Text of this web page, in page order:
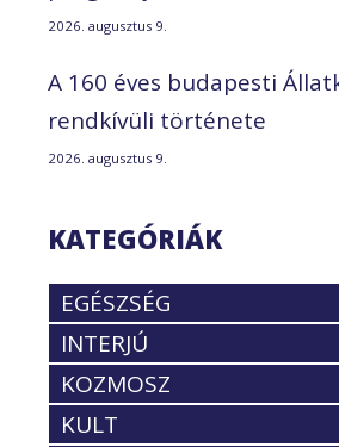
2026. augusztus 9.
A 160 éves budapesti
rendkívüli története
2026. augusztus 9.
KATEGÓRIÁK
EGÉSZSÉG
INTERJÚ
KOZMOSZ
KULT